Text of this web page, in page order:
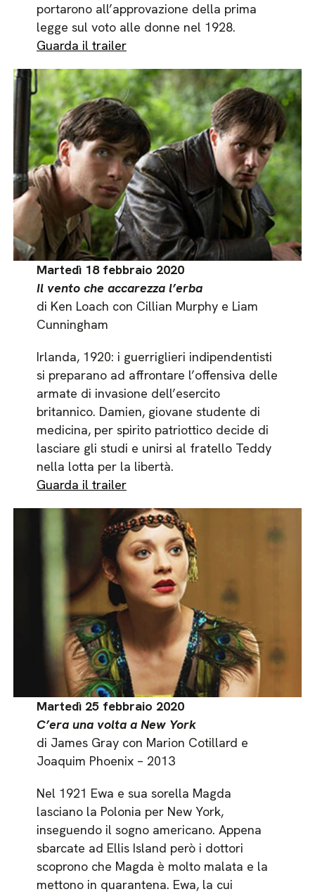
portarono all’approvazione della prima
legge sul voto alle donne nel 1928.
Guarda il trailer
Martedì 18 febbraio 2020
Il vento che accarezza l’erba
di Ken Loach con Cillian Murphy e Liam
Cunningham
Irlanda, 1920: i guerriglieri indipendentisti
si preparano ad affrontare l’offensiva delle
armate di invasione dell’esercito
britannico. Damien, giovane studente di
medicina, per spirito patriottico decide di
lasciare gli studi e unirsi al fratello Teddy
nella lotta per la libertà.
Guarda il trailer
Martedì 25 febbraio 2020
C’era una volta a New York
di James Gray con Marion Cotillard e
Joaquim Phoenix – 2013
Nel 1921 Ewa e sua sorella Magda
lasciano la Polonia per New York,
inseguendo il sogno americano. Appena
sbarcate ad Ellis Island però i dottori
scoprono che Magda è molto malata e la
mettono in quarantena. Ewa, la cui